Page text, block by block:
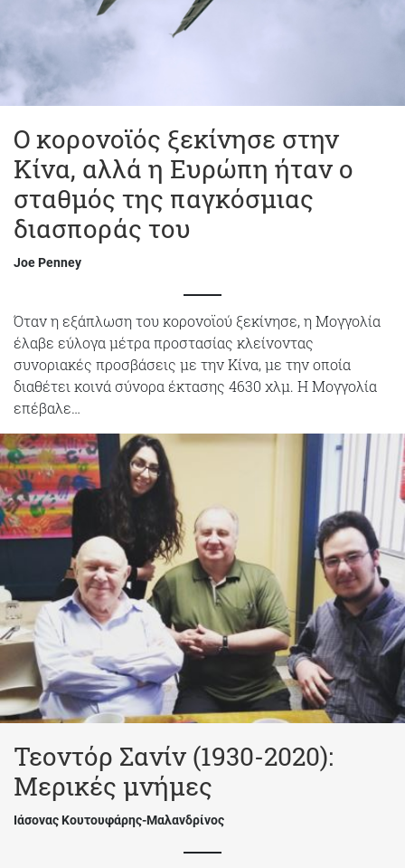
Ο κορονοϊός ξεκίνησε στην
Κίνα, αλλά η Ευρώπη ήταν ο
σταθμός της παγκόσμιας
διασποράς του
Joe Penney
Όταν η εξάπλωση του κορονοϊού ξεκίνησε, η Μογγολία
έλαβε εύλογα μέτρα προστασίας κλείνοντας
συνοριακές προσβάσεις με την Κίνα, με την οποία
διαθέτει κοινά σύνορα έκτασης 4630 χλμ. Η Μογγολία
επέβαλε…
Τεοντόρ Σανίν (1930-2020):
Μερικές μνήμες
Ιάσονας Κουτουφάρης-Μαλανδρίνος